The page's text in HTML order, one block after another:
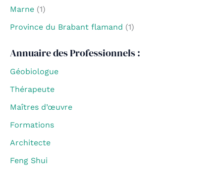
Marne (1)
Province du Brabant flamand (1)
Annuaire des Professionnels :
Géobiologue
Thérapeute
Maîtres d’œuvre
Formations
Architecte
Feng Shui